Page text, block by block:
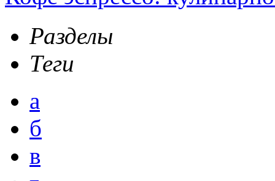
Разделы
Теги
а
б
в